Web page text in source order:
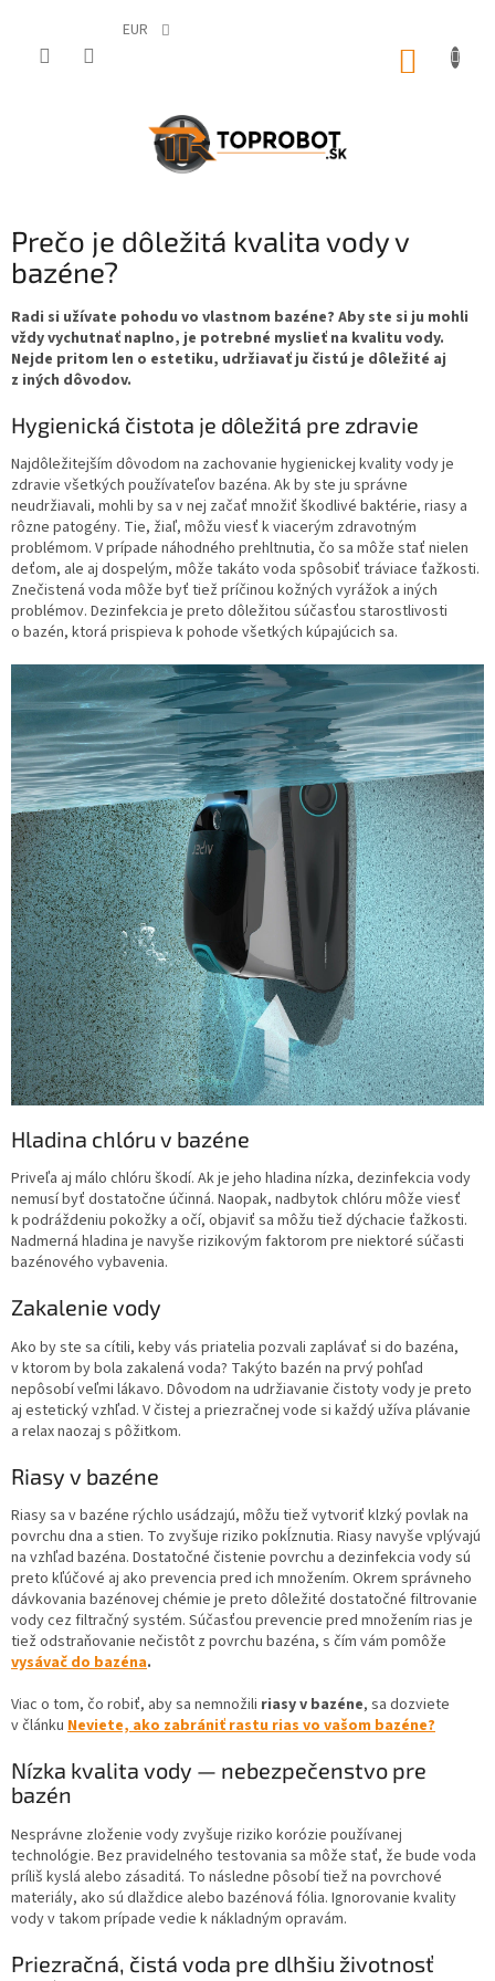
EUR
Prečo je dôležitá kvalita vody v
bazéne?
Radi si užívate pohodu vo vlastnom bazéne? Aby ste si ju mohli
vždy vychutnať naplno, je potrebné myslieť na kvalitu vody.
Nejde pritom len o estetiku, udržiavať ju čistú je dôležité aj
z iných dôvodov.
Hygienická čistota je dôležitá pre zdravie
Najdôležitejším dôvodom na zachovanie hygienickej kvality vody je
zdravie všetkých používateľov bazéna. Ak by ste ju správne
neudržiavali, mohli by sa v nej začať množiť škodlivé baktérie, riasy a
rôzne patogény. Tie, žiaľ, môžu viesť k viacerým zdravotným
problémom. V prípade náhodného prehltnutia, čo sa môže stať nielen
deťom, ale aj dospelým, môže takáto voda spôsobiť tráviace ťažkosti.
Znečistená voda môže byť tiež príčinou kožných vyrážok a iných
problémov. Dezinfekcia je preto dôležitou súčasťou starostlivosti
o bazén, ktorá prispieva k pohode všetkých kúpajúcich sa.
Hladina chlóru v bazéne
Priveľa aj málo chlóru škodí. Ak je jeho hladina nízka, dezinfekcia vody
nemusí byť dostatočne účinná. Naopak, nadbytok chlóru môže viesť
k podráždeniu pokožky a očí, objaviť sa môžu tiež dýchacie ťažkosti.
Nadmerná hladina je navyše rizikovým faktorom pre niektoré súčasti
bazénového vybavenia.
Zakalenie vody
Ako by ste sa cítili, keby vás priatelia pozvali zaplávať si do bazéna,
v ktorom by bola zakalená voda? Takýto bazén na prvý pohľad
nepôsobí veľmi lákavo. Dôvodom na udržiavanie čistoty vody je preto
aj estetický vzhľad. V čistej a priezračnej vode si každý užíva plávanie
a relax naozaj s pôžitkom.
Riasy v bazéne
Riasy sa v bazéne rýchlo usádzajú, môžu tiež vytvoriť klzký povlak na
povrchu dna a stien. To zvyšuje riziko pokĺznutia. Riasy navyše vplývajú
na vzhľad bazéna. Dostatočné čistenie povrchu a dezinfekcia vody sú
preto kľúčové aj ako prevencia pred ich množením. Okrem správneho
dávkovania bazénovej chémie je preto dôležité dostatočné filtrovanie
vody cez filtračný systém. Súčasťou prevencie pred množením rias je
tiež odstraňovanie nečistôt z povrchu bazéna, s čím vám pomôže
vysávač do bazéna.
Viac o tom, čo robiť, aby sa nemnožili riasy v bazéne, sa dozviete
v článku Neviete, ako zabrániť rastu rias vo vašom bazéne?
Nízka kvalita vody — nebezpečenstvo pre
bazén
Nesprávne zloženie vody zvyšuje riziko korózie používanej
technológie. Bez pravidelného testovania sa môže stať, že bude voda
príliš kyslá alebo zásaditá. To následne pôsobí tiež na povrchové
materiály, ako sú dlaždice alebo bazénová fólia. Ignorovanie kvality
vody v takom prípade vedie k nákladným opravám.
Priezračná, čistá voda pre dlhšiu životnosť